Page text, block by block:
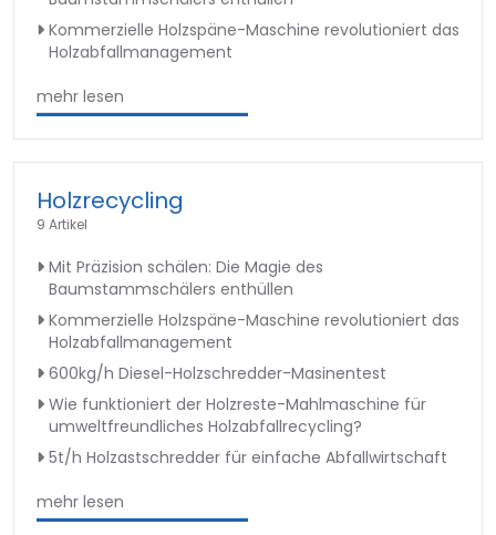
Kommerzielle Holzspäne-Maschine revolutioniert das
Holzabfallmanagement
mehr lesen
Holzrecycling
9 Artikel
Mit Präzision schälen: Die Magie des
Baumstammschälers enthüllen
Kommerzielle Holzspäne-Maschine revolutioniert das
Holzabfallmanagement
600kg/h Diesel-Holzschredder-Masinentest
Wie funktioniert der Holzreste-Mahlmaschine für
umweltfreundliches Holzabfallrecycling?
5t/h Holzastschredder für einfache Abfallwirtschaft
mehr lesen